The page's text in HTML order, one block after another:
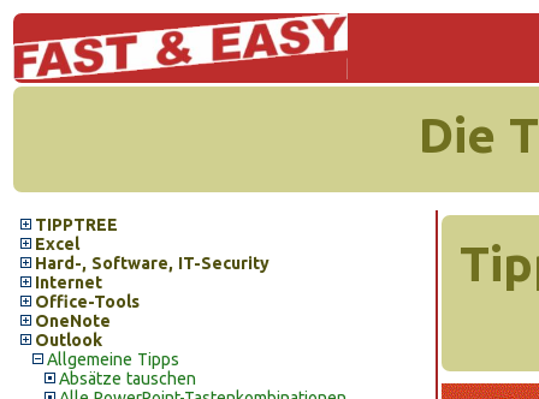
Die
TIPPTREE
Excel
Hard-, Software, IT-Security
Internet
Office-Tools
OneNote
Outlook
Allgemeine Tipps
Absätze tauschen